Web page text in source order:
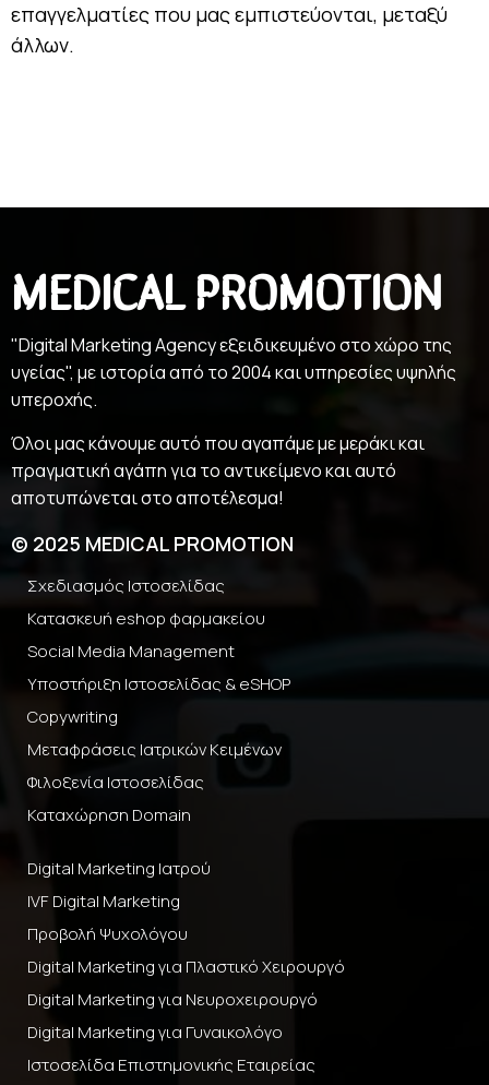
επαγγελματίες που μας εμπιστεύονται, μεταξύ
άλλων.
MEDICAL PROMOTION
"Digital Marketing Agency εξειδικευμένο στο χώρο της
υγείας", με ιστορία από το 2004 και υπηρεσίες υψηλής
υπεροχής.
Όλοι μας κάνουμε αυτό που αγαπάμε με μεράκι και
πραγματική αγάπη για το αντικείμενο και αυτό
αποτυπώνεται στο αποτέλεσμα!
© 2025 MEDICAL PROMOTION
Σχεδιασμός Ιστοσελίδας
Κατασκευή eshop φαρμακείου
Social Media Management
Υποστήριξη Ιστοσελίδας & eSHOP
Copywriting
Μεταφράσεις Ιατρικών Κειμένων
Φιλοξενία Ιστοσελίδας
Καταχώρηση Domain
Digital Marketing Ιατρού
IVF Digital Marketing
Προβολή Ψυχολόγου
Digital Marketing για Πλαστικό Χειρουργό
Digital Marketing για Νευροχειρουργό
Digital Marketing για Γυναικολόγο
Ιστοσελίδα Επιστημονικής Εταιρείας